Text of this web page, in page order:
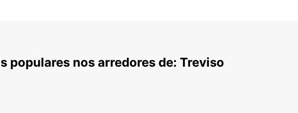
paisagem fascinante e encantadora.
populares nos arredores de: Treviso